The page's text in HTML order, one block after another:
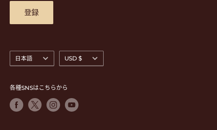
楽器レンタル
アクセスマップ
登録
語
日本語
貨
USD $
各種SNSはこちらから